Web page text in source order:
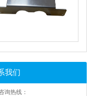
支架冲压
我们
询热线：